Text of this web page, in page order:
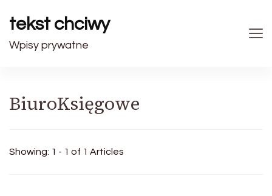
tekst chciwy
Wpisy prywatne
BiuroKsięgowe
Showing: 1 - 1 of 1 Articles